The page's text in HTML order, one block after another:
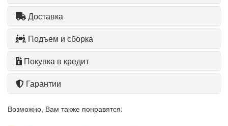
Доставка
Подъем и сборка
Покупка в кредит
Гарантии
Возможно, Вам также понравятся: